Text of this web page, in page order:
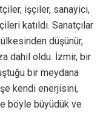
işçiler, sanayici,
katıldı. Sanatçılar
ülkesinden düşünür,
dahil oldu. İzmir, bir
bir meydana
kendi enerjisini,
böyle büyüdük ve